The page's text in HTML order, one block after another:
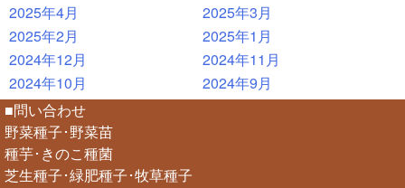
2025年4月
2025年3月
2025年2月
2025年1月
2024年12月
2024年11月
2024年10月
2024年9月
■問い合わせ
野菜種子･野菜苗
種芋･きのこ種菌
芝生種子･緑肥種子･牧草種子